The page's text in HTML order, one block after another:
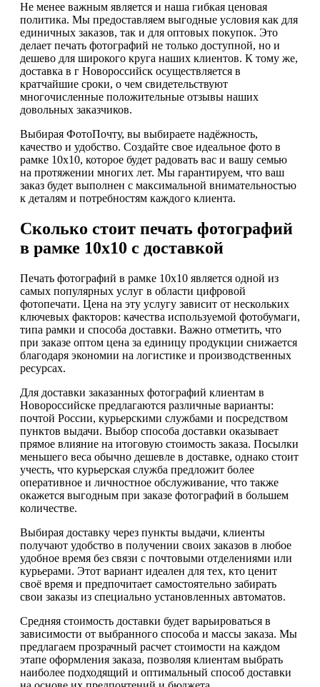
Не менее важным является и наша гибкая ценовая
политика. Мы предоставляем выгодные условия как для
единичных заказов, так и для оптовых покупок. Это
делает печать фотографий не только доступной, но и
дешево для широкого круга наших клиентов. К тому же,
доставка в г Новороссийск осуществляется в
кратчайшие сроки, о чем свидетельствуют
многочисленные положительные отзывы наших
довольных заказчиков.
Выбирая ФотоПочту, вы выбираете надёжность,
качество и удобство. Создайте свое идеальное фото в
рамке 10х10, которое будет радовать вас и вашу семью
на протяжении многих лет. Мы гарантируем, что ваш
заказ будет выполнен с максимальной внимательностью
к деталям и потребностям каждого клиента.
Сколько стоит печать фотографий
в рамке 10х10 с доставкой
Печать фотографий в рамке 10х10 является одной из
самых популярных услуг в области цифровой
фотопечати. Цена на эту услугу зависит от нескольких
ключевых факторов: качества используемой фотобумаги,
типа рамки и способа доставки. Важно отметить, что
при заказе оптом цена за единицу продукции снижается
благодаря экономии на логистике и производственных
ресурсах.
Для доставки заказанных фотографий клиентам в
Новороссийске предлагаются различные варианты:
почтой России, курьерскими службами и посредством
пунктов выдачи. Выбор способа доставки оказывает
прямое влияние на итоговую стоимость заказа. Посылки
меньшего веса обычно дешевле в доставке, однако стоит
учесть, что курьерская служба предложит более
оперативное и личностное обслуживание, что также
окажется выгодным при заказе фотографий в большем
количестве.
Выбирая доставку через пункты выдачи, клиенты
получают удобство в получении своих заказов в любое
удобное время без связи с почтовыми отделениями или
курьерами. Этот вариант идеален для тех, кто ценит
своё время и предпочитает самостоятельно забирать
свои заказы из специально установленных автоматов.
Средняя стоимость доставки будет варьироваться в
зависимости от выбранного способа и массы заказа. Мы
предлагаем прозрачный расчет стоимости на каждом
этапе оформления заказа, позволяя клиентам выбрать
наиболее подходящий и оптимальный способ доставки